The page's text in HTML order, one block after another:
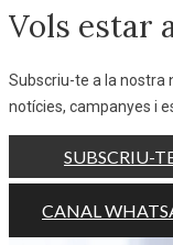
Vols estar
Subscriu-te a la nostra
notícies, campanyes i
SUBSCRIU-
CANAL